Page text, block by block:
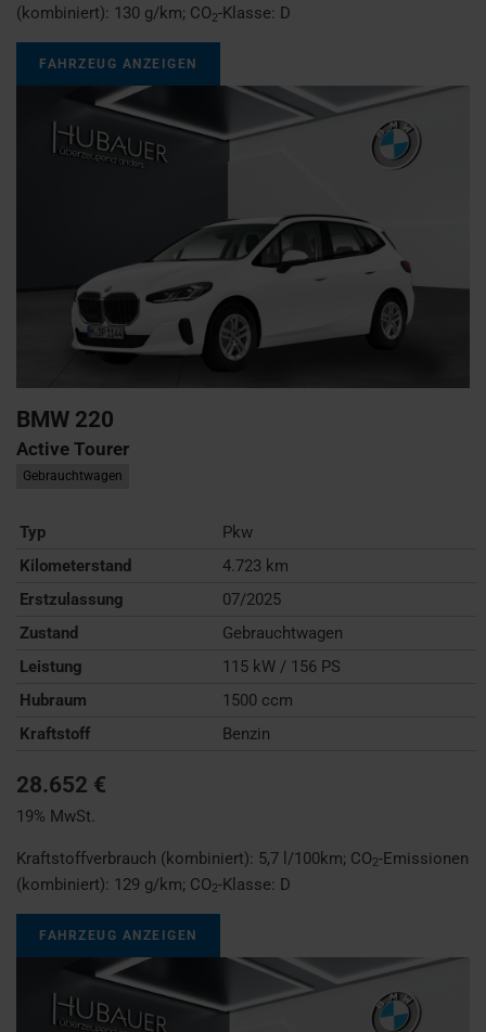
(kombiniert): 130 g/km; CO2-Klasse: D
FAHRZEUG ANZEIGEN
BMW 220
Active Tourer
Gebrauchtwagen
Typ
Pkw
Kilometerstand
4.723 km
Erstzulassung
07/2025
Zustand
Gebrauchtwagen
Leistung
115 kW / 156 PS
Hubraum
1500 ccm
Kraftstoff
Benzin
28.652 €
19% MwSt.
Kraftstoffverbrauch (kombiniert): 5,7 l/100km; CO2-Emissionen
(kombiniert): 129 g/km; CO2-Klasse: D
FAHRZEUG ANZEIGEN